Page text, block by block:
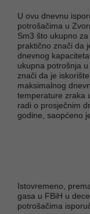
U ovu dnevnu
potrošačima u
Sm3 što ukupno
praktično znači da
dnevnog
ukupna potrošnja
znači da je
maksimalnog
temperature zraka
radi o prosječnim
godine, saopćeno
Istovremeno,
gasa u FBiH u
potrošačima